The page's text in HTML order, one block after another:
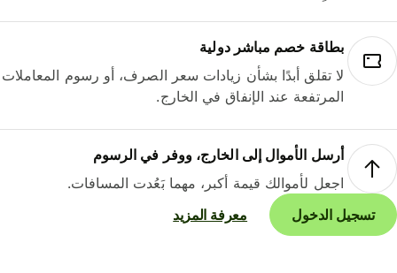
بطاقة خصم مباشر دولية
لا تقلق أبدًا بشأن زيادات سعر الصرف، أو رسوم المعاملات
المرتفعة عند الإنفاق في الخارج.
أرسل الأموال إلى الخارج، ووفر في الرسوم
اجعل لأموالك قيمة أكبر، مهما بَعُدت المسافات.
تسجيل الدخول
معرفة المزيد